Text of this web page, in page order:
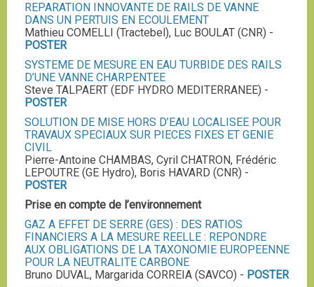
REPARATION INNOVANTE DE RAILS DE VANNE
DANS UN PERTUIS EN ECOULEMENT
Mathieu COMELLI (Tractebel), Luc BOULAT (CNR) -
POSTER
SYSTEME DE MESURE EN EAU TURBIDE DES RAILS
D’UNE VANNE CHARPENTEE
Steve TALPAERT (EDF HYDRO MEDITERRANEE) -
POSTER
SOLUTION DE MISE HORS D’EAU LOCALISEE POUR
TRAVAUX SPECIAUX SUR PIECES FIXES ET GENIE
CIVIL
Pierre-Antoine CHAMBAS, Cyril CHATRON, Frédéric
LEPOUTRE (GE Hydro), Boris HAVARD (CNR) -
POSTER
Prise en compte de l’environnement
GAZ A EFFET DE SERRE (GES) : DES RATIOS
FINANCIERS A LA MESURE REELLE : REPONDRE
AUX OBLIGATIONS DE LA TAXONOMIE EUROPEENNE
POUR LA NEUTRALITE CARBONE
Bruno DUVAL, Margarida CORREIA (SAVCO) - POSTER